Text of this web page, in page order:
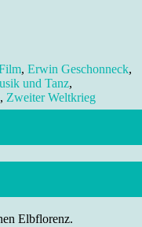
, Erwin Geschonneck,
und Tanz,
, Zweiter Weltkrieg
Elbflorenz.